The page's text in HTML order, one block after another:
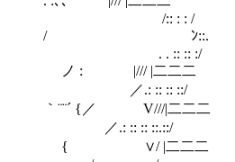
/:: : :
/ ゞﾝ::. |/// |
. . ::
ノ :ゞ |/// |二二二
／.: ::
｀¨¨´ {／ V///|二二二
／.: :: ::
{ ∨/ |二二二